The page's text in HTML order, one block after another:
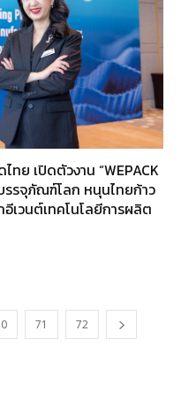
ทย เปิดตัวงาน “WEPACK
รรจุภัณฑ์โลก หนุนไทยก้าว
เวนต์เทคโนโลยีการผลิต
71 72